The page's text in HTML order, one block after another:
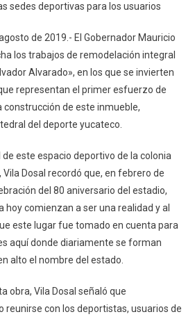
Remodelación
Estadio
General
Salvador
Alvarado
sedes deportivas para los usuarios
de 2019.- El Gobernador Mauricio
los trabajos de remodelación integral
Alvarado», en los que se invierten
representan el primer esfuerzo de
construcción de este inmueble,
del deporte yucateco.
este espacio deportivo de la colonia
Dosal recordó que, en febrero de
del 80 aniversario del estadio,
hoy comienzan a ser una realidad y al
este lugar fue tomado en cuenta para
aquí donde diariamente se forman
alto el nombre del estado.
obra, Vila Dosal señaló que
reunirse con los deportistas, usuarios de